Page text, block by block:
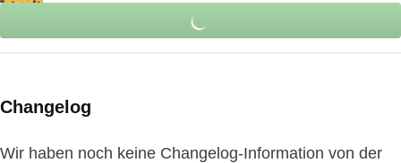
Changelog
Wir haben noch keine Changelog-Information von der